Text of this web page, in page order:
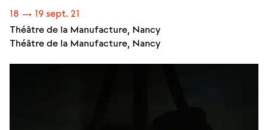
Du
18 → 19sept.21
Théâtre de la Manufacture, Nancy
Théâtre de la Manufacture, Nancy